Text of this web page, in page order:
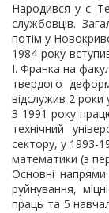
Народився у с.
службовців.
потім у
1984 року
І. Франка на
твердого
відслужив 2 роки
З 1991 року
технічний
сектору, у 1993-
математики (з
Основні
руйнування,
праць та 5